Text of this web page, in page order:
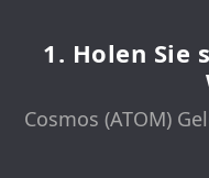
1. Holen Sie
Cosmos (ATOM)